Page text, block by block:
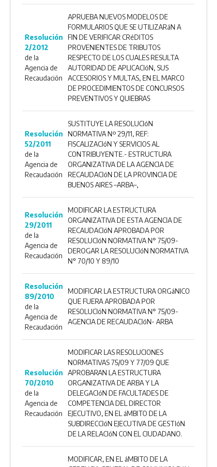
Resolución
2/2012
de la
Agencia de
Recaudación
APRUEBA NUEVOS MODELOS DE
FORMULARIOS QUE SE UTILIZARáN A
FIN DE VERIFICAR CRéDITOS
PROVENIENTES DE TRIBUTOS
RESPECTO DE LOS CUALES RESULTA
AUTORIDAD DE APLICACIóN, SUS
ACCESORIOS Y MULTAS, EN EL MARCO
DE PROCEDIMIENTOS DE CONCURSOS
PREVENTIVOS Y QUIEBRAS
Resolución
52/2011
de la
Agencia de
Recaudación
SUSTITUYE LA RESOLUCIóN
NORMATIVA Nº 29/11, REF:
FISCALIZACIóN Y SERVICIOS AL
CONTRIBUYENTE.- ESTRUCTURA
ORGANIZATIVA DE LA AGENCIA DE
RECAUDACIóN DE LA PROVINCIA DE
BUENOS AIRES –ARBA–,
Resolución
29/2011
de la
Agencia de
Recaudación
MODIFICAR LA ESTRUCTURA
ORGANIZATIVA DE ESTA AGENCIA DE
RECAUDACIóN APROBADA POR
RESOLUCIóN NORMATIVA N° 75/09-
DEROGAR LA RESOLUCIóN NORMATIVA
N° 70/10 Y 89/10
Resolución
89/2010
de la
Agencia de
Recaudación
MODIFICAR LA ESTRUCTURA ORGáNICO
QUE FUERA APROBADA POR
RESOLUCIóN NORMATIVA N° 75/09-
AGENCIA DE RECAUDACIóN- ARBA
Resolución
70/2010
de la
Agencia de
Recaudación
MODIFICAR LAS RESOLUCIONES
NORMATIVAS 75/09 Y 77/09 QUE
APROBARAN LA ESTRUCTURA
ORGANIZATIVA DE ARBA Y LA
DELEGACIóN DE FACULTADES DE
COMPETENCIA DEL DIRECTOR
EJECUTIVO, EN EL áMBITO DE LA
SUBDIRECCIóN EJECUTIVA DE GESTIóN
DE LA RELACIóN CON EL CIUDADANO.
MODIFICAR, EN EL áMBITO DE LA